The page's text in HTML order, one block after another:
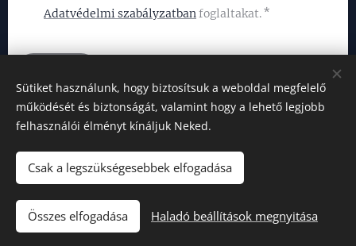
Adatvédelmi szabályzatbanfoglaltakat.
© 2024-2026 Virág Gábor
© 2025-2026 Nyílt Láng Könyvek
Minden jog fenntartva
Sütik
Sütiket használunk, hogy biztosítsuk a weboldal megfelelő
működését és biztonságát, valamint hogy a lehető legjobb
felhasználói élményt kínáljuk Neked.
Csak a legszükségesebbek elfogadása
Összes elfogadása Haladó beállítások megnyitása